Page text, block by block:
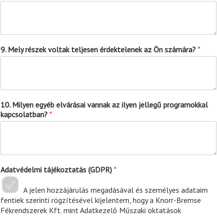
9. Mely részek voltak teljesen érdektelenek az Ön számára? *
10. Milyen egyéb elvárásai vannak az ilyen jellegű programokkal
kapcsolatban? *
Adatvédelmi tájékoztatás (GDPR) *
A jelen hozzájárulás megadásával és személyes adataim
fentiek szerinti rögzítésével kijelentem, hogy a Knorr-Bremse
Fékrendszerek Kft. mint Adatkezelő Műszaki oktatások